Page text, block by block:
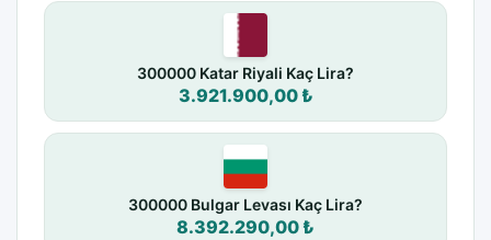
300000 Katar Riyali Kaç Lira?
3.921.900,00 ₺
300000 Bulgar Levası Kaç Lira?
8.392.290,00 ₺